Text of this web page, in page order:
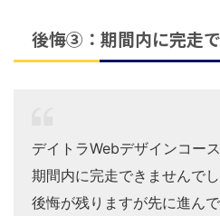
後悔③：期間内に完走
デイトラWebデザインコー
期間内に完走できませんで
後悔が残りますが先に進んで